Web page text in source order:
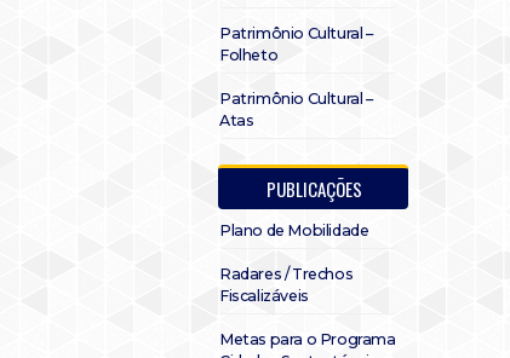
Patrimônio Cultural –
Folheto
Patrimônio Cultural –
Atas
PUBLICAÇÕES
Plano de Mobilidade
Radares / Trechos
Fiscalizáveis
Metas para o Programa